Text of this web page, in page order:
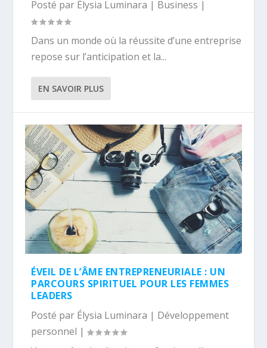
Posté par Élysia Luminara | Business |
Dans un monde où la réussite d’une entreprise
repose sur l’anticipation et la...
EN SAVOIR PLUS
ÉVEIL DE L’ÂME ENTREPRENEURIALE : UN
PARCOURS SPIRITUEL POUR LES FEMMES
LEADERS
Posté par Élysia Luminara | Développement
personnel |